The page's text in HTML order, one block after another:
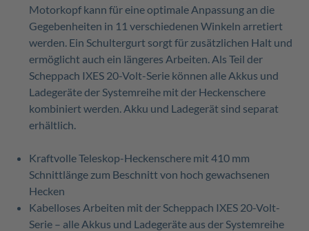
Motorkopf kann für eine optimale Anpassung an die
Gegebenheiten in 11 verschiedenen Winkeln arretiert
werden. Ein Schultergurt sorgt für zusätzlichen Halt und
ermöglicht auch ein längeres Arbeiten. Als Teil der
Scheppach IXES 20-Volt-Serie können alle Akkus und
Ladegeräte der Systemreihe mit der Heckenschere
kombiniert werden. Akku und Ladegerät sind separat
erhältlich.
Kraftvolle Teleskop-Heckenschere mit 410 mm
Schnittlänge zum Beschnitt von hoch gewachsenen
Hecken
Kabelloses Arbeiten mit der Scheppach IXES 20-Volt-
Serie – alle Akkus und Ladegeräte aus der Systemreihe